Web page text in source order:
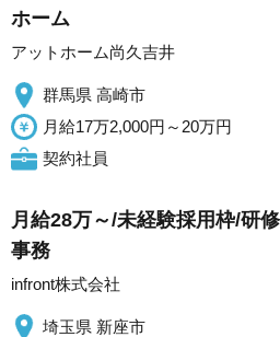
ホーム
アットホーム尚久吉井
群馬県 高崎市
月給17万2,000円～20万円
契約社員
月給28万～/未経験採用枠/研
事務
infront株式会社
埼玉県 新座市